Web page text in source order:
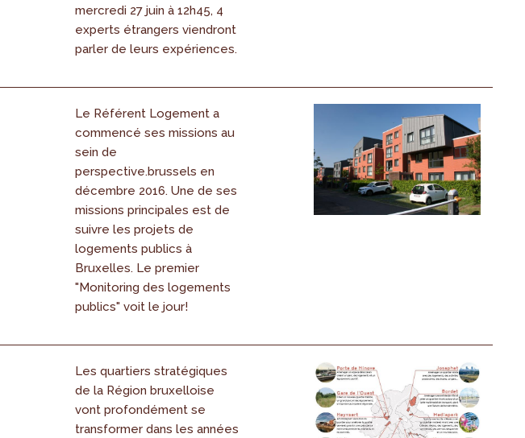
mercredi 27 juin à 12h45, 4
experts étrangers viendront
parler de leurs expériences.
Le Référent Logement a
commencé ses missions au
sein de
perspective.brussels en
décembre 2016. Une de ses
missions principales est de
suivre les projets de
logements publics à
Bruxelles. Le premier
"Monitoring des logements
publics" voit le jour!
Les quartiers stratégiques
de la Région bruxelloise
vont profondément se
transformer dans les années